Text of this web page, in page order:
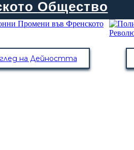
Общество
на Дейността